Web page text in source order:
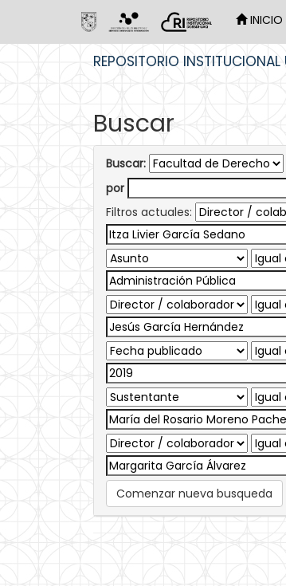
INICIO
REPOSITORIO INSTITUCIONAL
Buscar
Buscar:
por
Filtros actuales:
Comenzar nueva busqueda